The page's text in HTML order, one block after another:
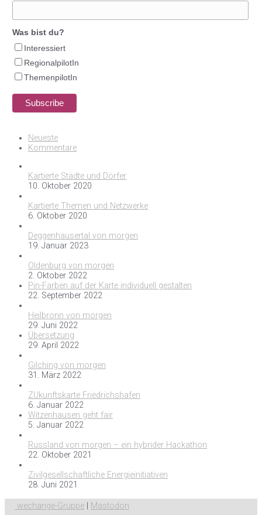
Was bist du?
Interessiert
RegionalpilotIn
ThemenpilotIn
Neueste
Kommentare
Kartierte Städte und Dörfer
10. Oktober 2020
Kartierte Themen und Netzwerke
6. Oktober 2020
Deggenhausertal von morgen
19. Januar 2023
Oldenburg von morgen
2. Oktober 2022
Pin-Farben auf der Karte individuell gestalten
22. September 2022
Heilbronn von morgen
29. Juni 2022
Übersetzung
29. April 2022
Gilching von morgen
31. März 2022
ZUkunftskarte Friedrichshafen
6. Januar 2022
Witzenhausen geht fair
5. Januar 2022
Russland von morgen – ein hybrider Hackathon
22. Oktober 2021
Zivilgesellschaftliche Energieinitiativen
28. Juni 2021
wechange-Gruppe
Mastodon